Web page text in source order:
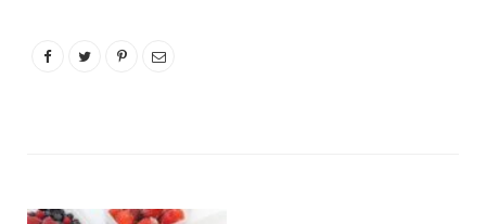
meilleure partie de